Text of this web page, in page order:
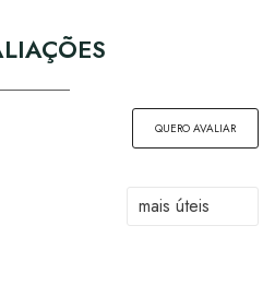
QUERO AVALIAR